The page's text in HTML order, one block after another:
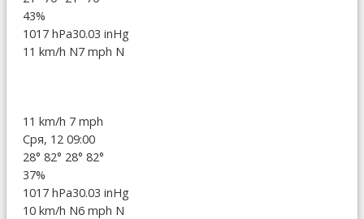
43%
1017 hPa30.03 inHg
11 km/h N7 mph N
11 km/h 7 mph
Сря, 12 09:00
28° 82° 28° 82°
37%
1017 hPa30.03 inHg
10 km/h N6 mph N